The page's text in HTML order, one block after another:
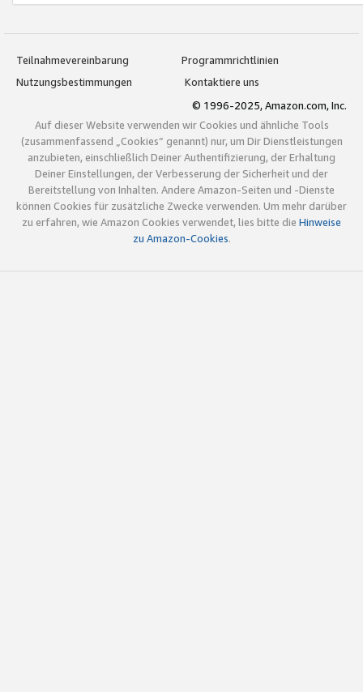
Teilnahmevereinbarung
Programmrichtlinien
Nutzungsbestimmungen
Kontaktiere uns
© 1996-2025, Amazon.com, Inc.
Auf dieser Website verwenden wir Cookies und ähnliche Tools
(zusammenfassend „Cookies“ genannt) nur, um Dir Dienstleistungen
anzubieten, einschließlich Deiner Authentifizierung, der Erhaltung
Deiner Einstellungen, der Verbesserung der Sicherheit und der
Bereitstellung von Inhalten. Andere Amazon-Seiten und -Dienste
können Cookies für zusätzliche Zwecke verwenden. Um mehr darüber
zu erfahren, wie Amazon Cookies verwendet, lies bitte die Hinweise
zu Amazon-Cookies.